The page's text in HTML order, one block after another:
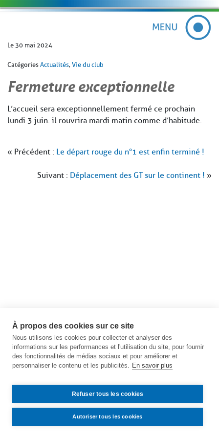
Le 30 mai 2024
Catégories Actualités, Vie du club
Fermeture exceptionnelle
L’accueil sera exceptionnellement fermé ce prochain
lundi 3 juin. il rouvrira mardi matin comme d’habitude.
« Précédent : Le départ rouge du n°1 est enfin terminé !
Suivant : Déplacement des GT sur le continent ! »
À propos des cookies sur ce site
Nous utilisons les cookies pour collecter et analyser des
informations sur les performances et l'utilisation du site, pour fournir
des fonctionnalités de médias sociaux et pour améliorer et
personnaliser le contenu et les publicités. En savoir plus
Refuser tous les cookies
Autoriser tous les cookies